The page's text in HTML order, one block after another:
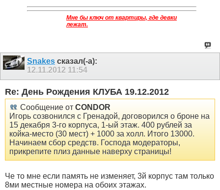
Мне бы ключ от квартиры, где девки
лежат.
Snakes сказал(-а):
12.11.2012 11:54
Re: День Рождения КЛУБА 19.12.2012
Сообщение от CONDOR
Игорь созвонился с Гренадой, договорился о броне на
15 декабря 3-го корпуса, 1-ый этаж. 400 рублей за
койка-место (30 мест) + 1000 за холл. Итого 13000.
Начинаем сбор средств. Господа модераторы,
прикрепите плиз данные наверху страницы!
Че то мне если память не изменяет, 3й корпус там только
8ми местные номера на обоих этажах.